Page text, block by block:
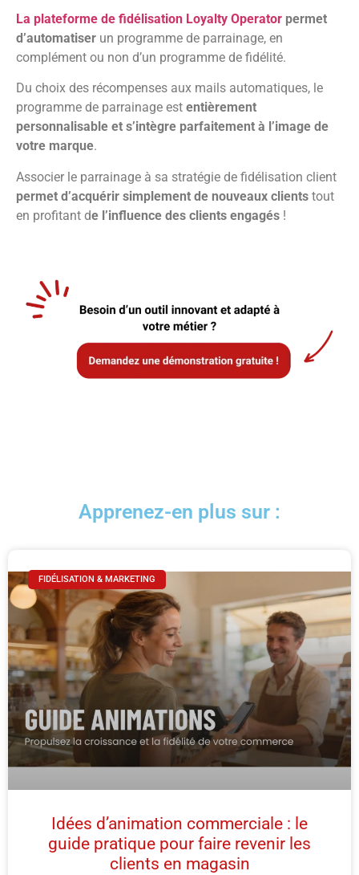
La plateforme de fidélisation Loyalty Operator permet
d’automatiser un programme de parrainage, en
complément ou non d’un programme de fidélité.
Du choix des récompenses aux mails automatiques, le
programme de parrainage est entièrement
personnalisable et s’intègre parfaitement à l’image de
votre marque.
Associer le parrainage à sa stratégie de fidélisation client
permet d’acquérir simplement de nouveaux clients tout
en profitant de l’influence des clients engagés !
Apprenez-en plus sur :
FIDÉLISATION & MARKETING
Idées d’animation commerciale : le
guide pratique pour faire revenir les
clients en magasin